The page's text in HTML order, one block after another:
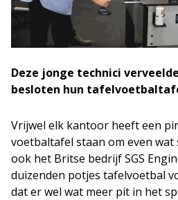
Deze jonge technici
besloten hun
Vrijwel elk kantoor heeft een
voetbaltafel staan om even wat
ook het Britse bedrijf SGS
duizenden potjes tafelvoetbal
dat er wel wat meer pit in het